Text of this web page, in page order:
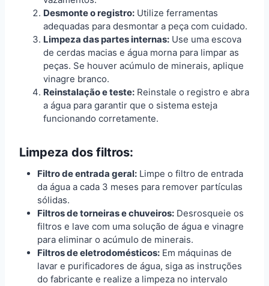
Desmonte o registro: Utilize ferramentas
adequadas para desmontar a peça com cuidado.
Limpeza das partes internas: Use uma escova
de cerdas macias e água morna para limpar as
peças. Se houver acúmulo de minerais, aplique
vinagre branco.
Reinstalação e teste: Reinstale o registro e abra
a água para garantir que o sistema esteja
funcionando corretamente.
Limpeza dos filtros:
Filtro de entrada geral: Limpe o filtro de entrada
da água a cada 3 meses para remover partículas
sólidas.
Filtros de torneiras e chuveiros: Desrosqueie os
filtros e lave com uma solução de água e vinagre
para eliminar o acúmulo de minerais.
Filtros de eletrodomésticos: Em máquinas de
lavar e purificadores de água, siga as instruções
do fabricante e realize a limpeza no intervalo